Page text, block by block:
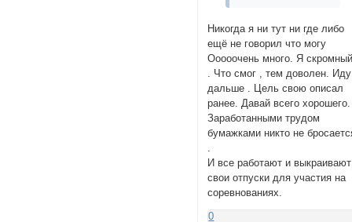
Никогда я ни тут ни где либо
ещё не говорил что могу
Ооооочень много. Я
. Что смог , тем доволен. Иду
дальше . Цель свою описал
ранее. Давай всего хорошего.
Заработанными трудом
бумажками никто не
.
И все работают и выкраивают
свои отпуски для участия на
соревнованиях.
0